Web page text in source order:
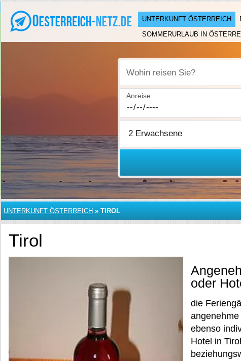
UNTERKUNFT ÖSTERREICH
SOMMERURLAUB IN
Wohin reisen Sie?
Anreise
UNTERKUNFT ÖSTERREICH » TIROL
Tirol
oder
die
ebenso
Hotel in